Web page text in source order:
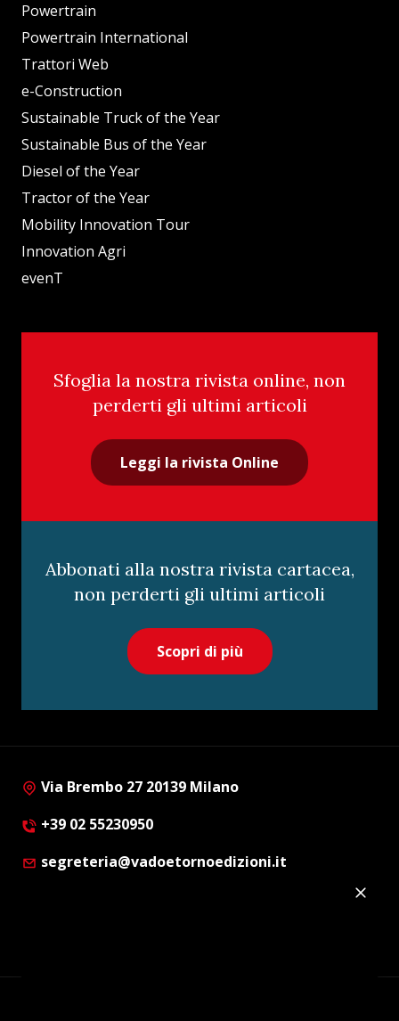
Powertrain
Powertrain International
Trattori Web
e-Construction
Sustainable Truck of the Year
Sustainable Bus of the Year
Diesel of the Year
Tractor of the Year
Mobility Innovation Tour
Innovation Agri
evenT
Sfoglia la nostra rivista online, non
perderti gli ultimi articoli
Leggi la rivista Online
Abbonati alla nostra rivista cartacea,
non perderti gli ultimi articoli
Scopri di più
Via Brembo 27 20139 Milano
+39 02 55230950
segreteria@vadoetornoedizioni.it